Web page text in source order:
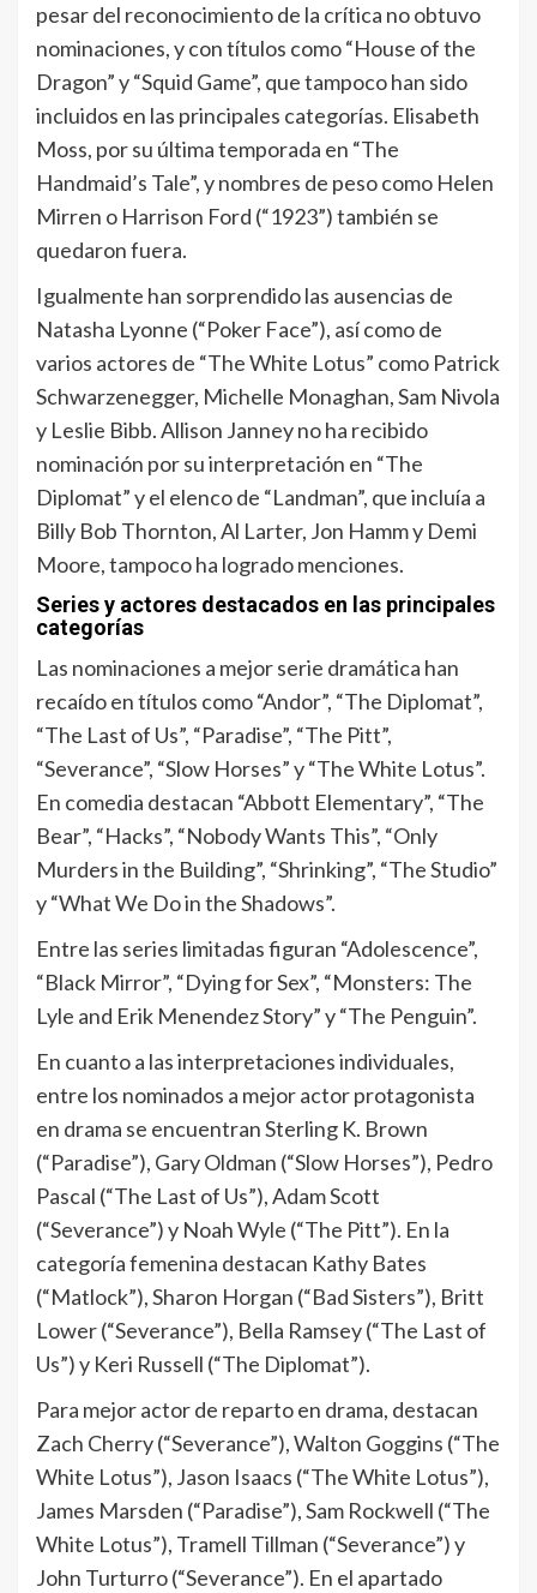
pesar del reconocimiento de la crítica no obtuvo
nominaciones, y con títulos como “House of the
Dragon” y “Squid Game”, que tampoco han sido
incluidos en las principales categorías. Elisabeth
Moss, por su última temporada en “The
Handmaid’s Tale”, y nombres de peso como Helen
Mirren o Harrison Ford (“1923”) también se
quedaron fuera.
Igualmente han sorprendido las ausencias de
Natasha Lyonne (“Poker Face”), así como de
varios actores de “The White Lotus” como Patrick
Schwarzenegger, Michelle Monaghan, Sam Nivola
y Leslie Bibb. Allison Janney no ha recibido
nominación por su interpretación en “The
Diplomat” y el elenco de “Landman”, que incluía a
Billy Bob Thornton, Al Larter, Jon Hamm y Demi
Moore, tampoco ha logrado menciones.
Series y actores destacados en las principales
categorías
Las nominaciones a mejor serie dramática han
recaído en títulos como “Andor”, “The Diplomat”,
“The Last of Us”, “Paradise”, “The Pitt”,
“Severance”, “Slow Horses” y “The White Lotus”.
En comedia destacan “Abbott Elementary”, “The
Bear”, “Hacks”, “Nobody Wants This”, “Only
Murders in the Building”, “Shrinking”, “The Studio”
y “What We Do in the Shadows”.
Entre las series limitadas figuran “Adolescence”,
“Black Mirror”, “Dying for Sex”, “Monsters: The
Lyle and Erik Menendez Story” y “The Penguin”.
En cuanto a las interpretaciones individuales,
entre los nominados a mejor actor protagonista
en drama se encuentran Sterling K. Brown
(“Paradise”), Gary Oldman (“Slow Horses”), Pedro
Pascal (“The Last of Us”), Adam Scott
(“Severance”) y Noah Wyle (“The Pitt”). En la
categoría femenina destacan Kathy Bates
(“Matlock”), Sharon Horgan (“Bad Sisters”), Britt
Lower (“Severance”), Bella Ramsey (“The Last of
Us”) y Keri Russell (“The Diplomat”).
Para mejor actor de reparto en drama, destacan
Zach Cherry (“Severance”), Walton Goggins (“The
White Lotus”), Jason Isaacs (“The White Lotus”),
James Marsden (“Paradise”), Sam Rockwell (“The
White Lotus”), Tramell Tillman (“Severance”) y
John Turturro (“Severance”). En el apartado